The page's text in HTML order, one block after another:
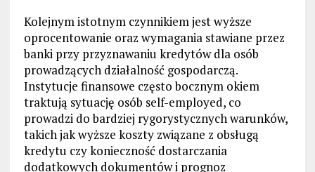
Kolejnym istotnym czynnikiem jest wyższe
oprocentowanie oraz wymagania stawiane przez
banki przy przyznawaniu kredytów dla osób
prowadzących działalność gospodarczą.
Instytucje finansowe często bocznym okiem
traktują sytuację osób self-employed, co
prowadzi do bardziej rygorystycznych warunków,
takich jak wyższe koszty związane z obsługą
kredytu czy konieczność dostarczania
dodatkowych dokumentów i prognoz